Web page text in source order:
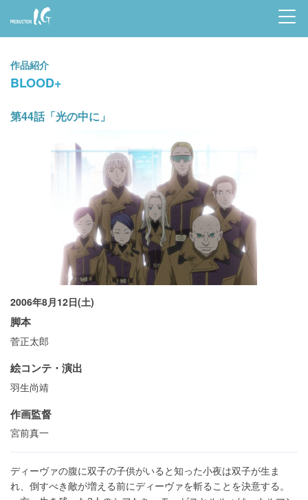
Prod
uctio
n I.G
作品紹介
BLOOD+
第44話「光の中に」
2006年8月12日(土)
脚本
菅正太郎
絵コンテ・演出
羽生尚靖
作画監督
宮前真一
ディーヴァの腹に双子の子供がいると知った小夜は双子が生ま
れ、倒すべき敵が増える前にディーヴァを斬ることを決意する。